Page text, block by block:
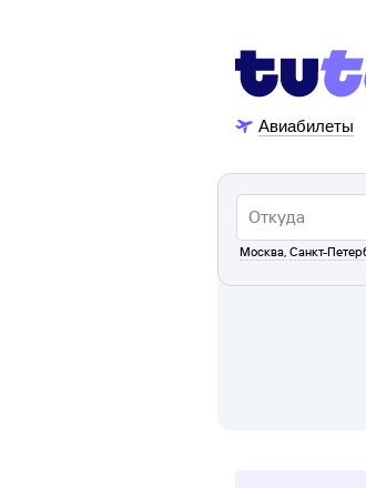
Авиабилеты
Москва, Санкт-